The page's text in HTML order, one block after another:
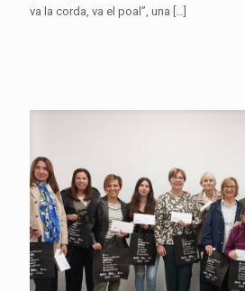
va la corda, va el poal”, una […]